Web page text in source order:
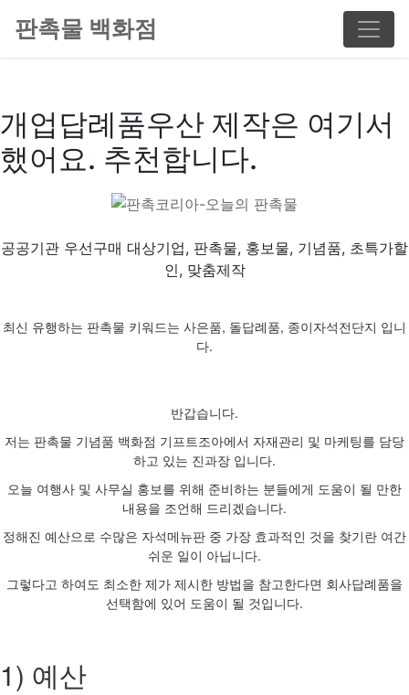
판촉물 백화점
개업답례품우산 제작은 여기서
했어요. 추천합니다.
공공기관 우선구매 대상기업, 판촉물, 홍보물, 기념품, 초특가할
인, 맞춤제작
최신 유행하는 판촉물 키워드는 사은품, 돌답례품, 종이자석전단지 입니
다.
반갑습니다.
저는 판촉물 기념품 백화점 기프트조아에서 자재관리 및 마케팅를 담당
하고 있는 진과장 입니다.
오늘 여행사 및 사무실 홍보를 위해 준비하는 분들에게 도움이 될 만한
내용을 조언해 드리겠습니다.
정해진 예산으로 수많은 자석메뉴판 중 가장 효과적인 것을 찾기란 여간
쉬운 일이 아닙니다.
그렇다고 하여도 최소한 제가 제시한 방법을 참고한다면 회사답례품을
선택함에 있어 도움이 될 것입니다.
1) 예산